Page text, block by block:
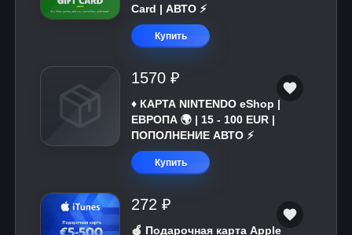
Card | АВТО ⚡
Купить
1570 ₽
♦️ КАРТА NINTENDO eShop |
ЕВРОПА 🌍 | 15 - 100 EUR |
ПОПОЛНЕНИЕ АВТО ⚡
Купить
272 ₽
🍎 Подарочная карта Apple